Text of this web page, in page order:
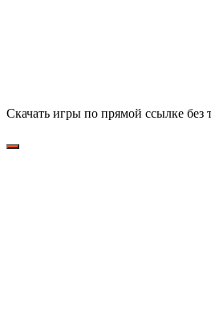
Скачать игры по прямой ссылке без